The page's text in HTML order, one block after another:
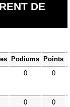
DE
Podiums Points
0 0
0 0